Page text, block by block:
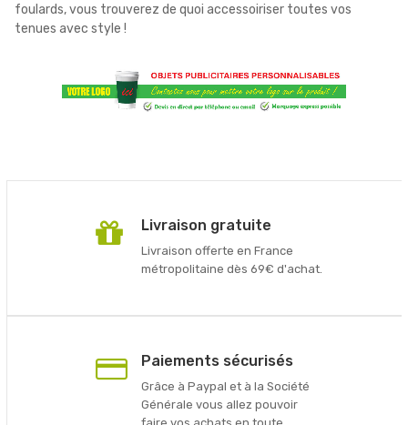
foulards, vous trouverez de quoi accessoiriser toutes vos
tenues avec style !
Livraison gratuite
Livraison offerte en France
métropolitaine dès 69€ d'achat.
Paiements sécurisés
Grâce à Paypal et à la Société
Générale vous allez pouvoir